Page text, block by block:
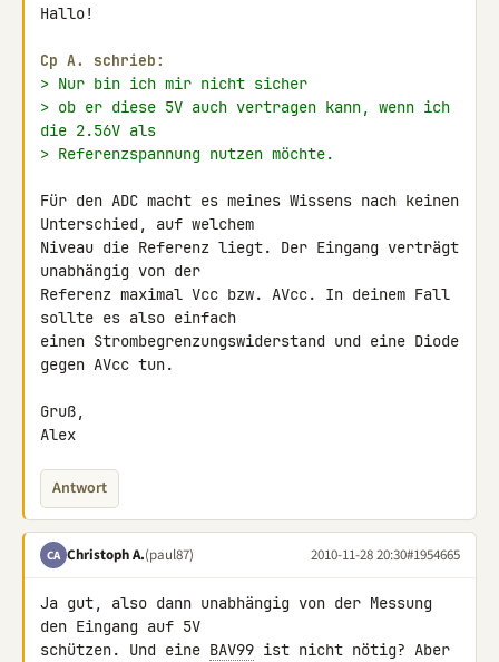
Hallo!
Cp A. schrieb:
> Nur bin ich mir nicht sicher
> ob er diese 5V auch vertragen kann, wenn ich
die 2.56V als
> Referenzspannung nutzen möchte.
Für den ADC macht es meines Wissens nach keinen
Unterschied, auf welchem
Niveau die Referenz liegt. Der Eingang verträgt
unabhängig von der
Referenz maximal Vcc bzw. AVcc. In deinem Fall
sollte es also einfach
einen Strombegrenzungswiderstand und eine Diode
gegen AVcc tun.
Gruß,
Alex
Antwort
CA Christoph A.(paul87) 2010-11-28 20:30#1954665
Ja gut, also dann unabhängig von der Messung
den Eingang auf 5V
schützen. Und eine BAV99 ist nicht nötig? Aber